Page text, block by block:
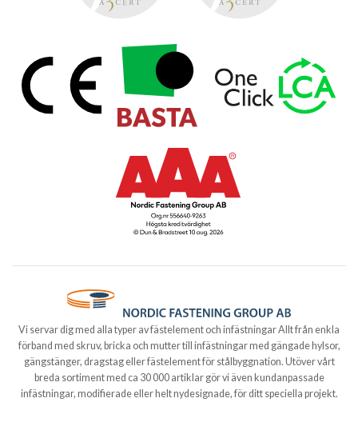
Vi servar dig med alla typer av fästelement och infästningar Allt från enkla
förband med skruv, bricka och mutter till infästningar med gängade hylsor,
gängstänger, dragstag eller fästelement för stålbyggnation. Utöver vårt
breda sortiment med ca 30 000 artiklar gör vi även kundanpassade
infästningar, modifierade eller helt nydesignade, för ditt speciella projekt.